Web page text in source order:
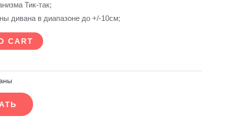
Тик-так;
дивана в диапазоне до +/-10см;
CART